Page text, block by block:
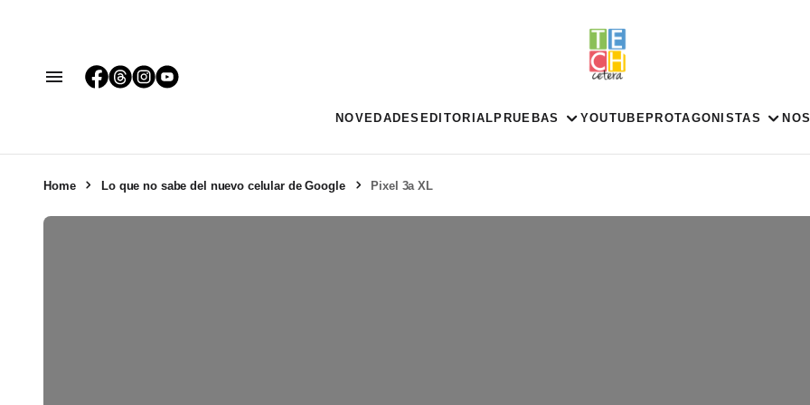
NOVEDADES EDITORIAL PRUEBAS YOUTUBE PROTAGONISTAS
Home Lo que no sabe del nuevo celular de Google Pixel 3a XL